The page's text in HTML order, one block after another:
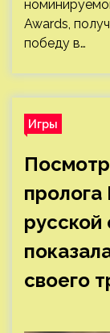
Awards,
победу в…
Игры
русской
своего